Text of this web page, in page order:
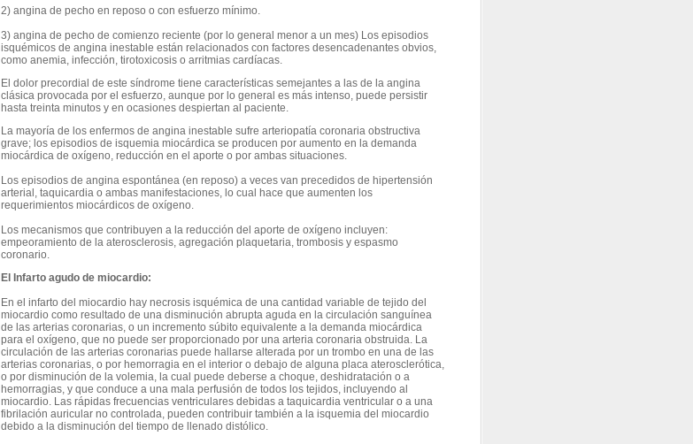
2) angina de pecho en reposo o con esfuerzo mínimo.
3) angina de pecho de comienzo reciente (por lo general menor a un mes) Los episodios
isquémicos de angina inestable están relacionados con factores desencadenantes obvios,
como anemia, infección, tirotoxicosis o arritmias cardíacas.
El dolor precordial de este síndrome tiene características semejantes a las de la angina
clásica provocada por el esfuerzo, aunque por lo general es más intenso, puede persistir
hasta treinta minutos y en ocasiones despiertan al paciente.
La mayoría de los enfermos de angina inestable sufre arteriopatía coronaria obstructiva
grave; los episodios de isquemia miocárdica se producen por aumento en la demanda
miocárdica de oxígeno, reducción en el aporte o por ambas situaciones.
Los episodios de angina espontánea (en reposo) a veces van precedidos de hipertensión
arterial, taquicardia o ambas manifestaciones, lo cual hace que aumenten los
requerimientos miocárdicos de oxígeno.
Los mecanismos que contribuyen a la reducción del aporte de oxígeno incluyen:
empeoramiento de la aterosclerosis, agregación plaquetaria, trombosis y espasmo
coronario.
El Infarto agudo de miocardio:
En el infarto del miocardio hay necrosis isquémica de una cantidad variable de tejido del
miocardio como resultado de una disminución abrupta aguda en la circulación sanguínea
de las arterias coronarias, o un incremento súbito equivalente a la demanda miocárdica
para el oxígeno, que no puede ser proporcionado por una arteria coronaria obstruida. La
circulación de las arterias coronarias puede hallarse alterada por un trombo en una de las
arterias coronarias, o por hemorragia en el interior o debajo de alguna placa aterosclerótica,
o por disminución de la volemia, la cual puede deberse a choque, deshidratación o a
hemorragias, y que conduce a una mala perfusión de todos los tejidos, incluyendo al
miocardio. Las rápidas frecuencias ventriculares debidas a taquicardia ventricular o a una
fibrilación auricular no controlada, pueden contribuir también a la isquemia del miocardio
debido a la disminución del tiempo de llenado distólico.